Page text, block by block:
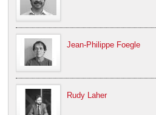
Jean-Philippe Foegle
Rudy Laher